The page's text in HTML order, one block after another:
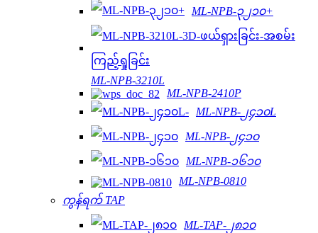
ML-NPB-၃၂၁၀+
ML-NPB-3210L
ML-NPB-2410P
ML-NPB-၂၄၁၀L
ML-NPB-၂၄၁၀
ML-NPB-၁၆၁၀
ML-NPB-0810
ကွန်ရက် TAP
ML-TAP-၂၈၁၀